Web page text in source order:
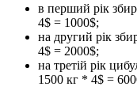
в перший рік
4$ = 1000$;
на другий рік
4$ = 2000$;
на третій рік
1500 кг * 4$ =